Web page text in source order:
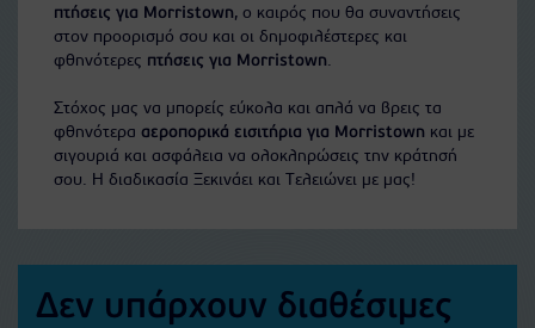
πτήσεις για Morristown, ο καιρός που θα συναντήσεις
στον προορισμό σου και οι δημοφιλέστερες και
φθηνότερες πτήσεις για Morristown.
Στόχος μας να μπορείς εύκολα και απλά να βρεις τα
φθηνότερα αεροπορικά εισιτήρια για Morristown και με
σιγουριά και ασφάλεια να ολοκληρώσεις την κράτησή
σου. Η διαδικασία Ξεκινάει και Τελειώνει με μας!
Δεν υπάρχουν διαθέσιμες